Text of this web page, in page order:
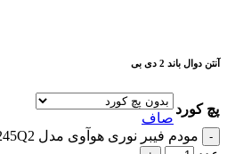
آنتن دوال باند 2 دی بی
پچ کورد
صاف